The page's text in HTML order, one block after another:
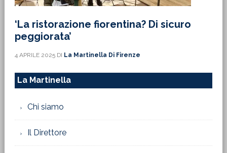
‘La ristorazione fiorentina? Di sicuro
peggiorata’
4 APRILE 2025DI La Martinella Di Firenze
La Martinella
Chi siamo
Il Direttore